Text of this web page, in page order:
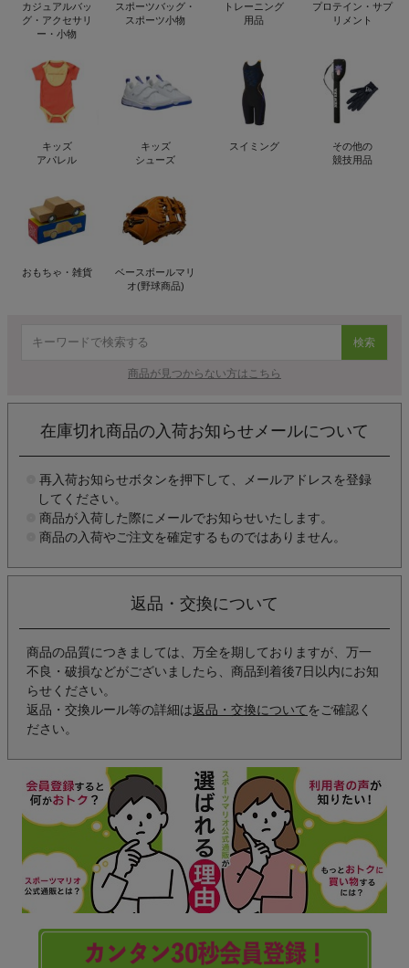
カジュアルバッ
グ・アクセサリ
ー・小物
スポーツバッグ・
スポーツ小物
トレーニング
用品
プロテイン・サプ
リメント
キッズ
アパレル
キッズ
シューズ
スイミング
その他の
競技用品
おもちゃ・雑貨
ベースボールマリ
オ(野球商品)
検索
商品が見つからない方はこちら
在庫切れ商品の入荷お知らせメールについて
再入荷お知らせボタンを押下して、メールアドレスを登録
してください。
商品が入荷した際にメールでお知らせいたします。
商品の入荷やご注文を確定するものではありません。
返品・交換について
商品の品質につきましては、万全を期しておりますが、万一
不良・破損などがございましたら、商品到着後7日以内にお知
らせください。
返品・交換ルール等の詳細は返品・交換について をご確認く
ださい。